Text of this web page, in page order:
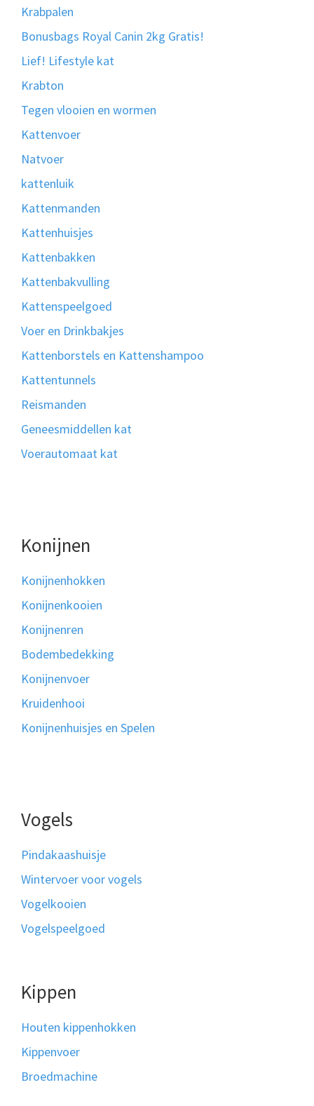
Krabpalen
Bonusbags Royal Canin 2kg Gratis!
Lief! Lifestyle kat
Krabton
Tegen vlooien en wormen
Kattenvoer
Natvoer
kattenluik
Kattenmanden
Kattenhuisjes
Kattenbakken
Kattenbakvulling
Kattenspeelgoed
Voer en Drinkbakjes
Kattenborstels en Kattenshampoo
Kattentunnels
Reismanden
Geneesmiddellen kat
Voerautomaat kat
Konijnen
Konijnenhokken
Konijnenkooien
Konijnenren
Bodembedekking
Konijnenvoer
Kruidenhooi
Konijnenhuisjes en Spelen
Vogels
Pindakaashuisje
Wintervoer voor vogels
Vogelkooien
Vogelspeelgoed
Kippen
Houten kippenhokken
Kippenvoer
Broedmachine